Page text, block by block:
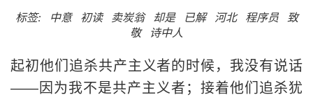
标签: 中意 初读 卖炭翁 却是 已解 河北 程序员
致
敬
诗中人
起初他们追杀共产主义者的时候，我没有说话
——因为我不是共产主义者；接着他们追杀犹